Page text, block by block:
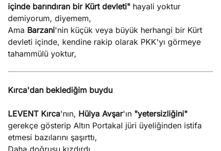
içinde barındıran bir Kürt devleti" hayali yoktur
demiyorum, diyemem,
Ama Barzani'nin küçük veya büyük herhangi bir Kürt
devleti içinde, kendine rakip olarak PKK'yı görmeye
tahammülü yoktur,
Kırca'dan beklediğim buydu
LEVENT Kırca'nın, Hülya Avşar'ın "yetersizliğini"
gerekçe gösterip Altın Portakal jüri üyeliğinden istifa
etmesi bazılarını şaşırttı,
Daha doğrusu kızdırdı,